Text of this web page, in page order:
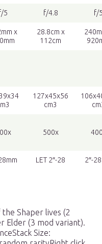
5 f/4.8 f/
x
28.8cm x
112cm
127x45x56
cm3
500x
LET 2″-28 2″-
Shaper lives (2
Elder (3 mod variant).
Size: